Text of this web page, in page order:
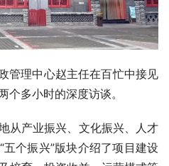
管理中心赵主任在百忙中接见
个多小时的深度访谈。
从产业振兴、文化振兴、人才
个振兴”版块介绍了项目建设